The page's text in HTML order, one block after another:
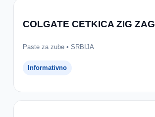
COLGATE CETKICA ZIG ZAG
Paste za zube • SRBIJA
Informativno